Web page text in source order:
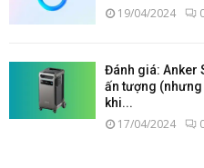
19/04/2024
Đánh giá: Anker
ấn tượng
khi...
17/04/2024